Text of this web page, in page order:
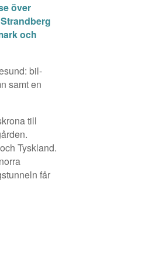
över
och
bil-
samt en
till
Tyskland.
får